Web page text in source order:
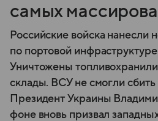
самых
Российские войска нанесли
по портовой
Уничтожены
склады. ВСУ не смогли
Президент Украины
фоне вновь призвал